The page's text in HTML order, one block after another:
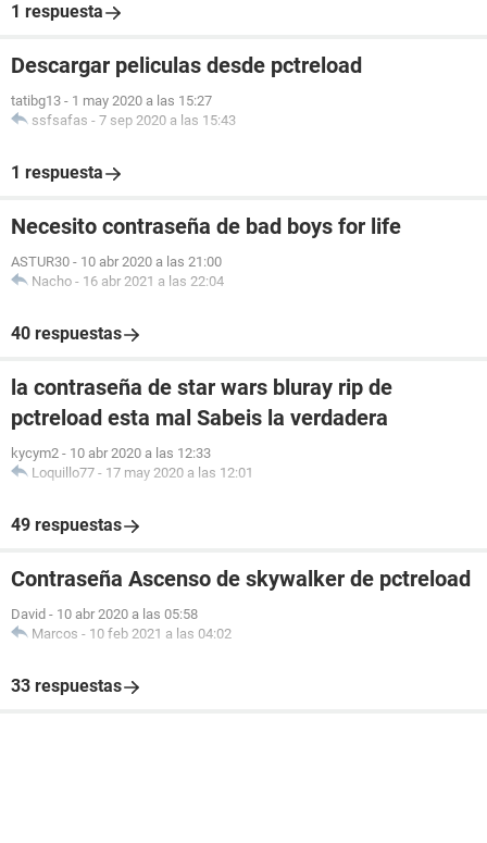
1 respuesta
Descargar peliculas desde pctreload
tatibg13 - 1 may 2020 a las 15:27
ssfsafas - 7 sep 2020 a las 15:43
1 respuesta
Necesito contraseña de bad boys for life
ASTUR30 - 10 abr 2020 a las 21:00
Nacho - 16 abr 2021 a las 22:04
40 respuestas
la contraseña de star wars bluray rip de
pctreload esta mal Sabeis la verdadera
kycym2 - 10 abr 2020 a las 12:33
Loquillo77 - 17 may 2020 a las 12:01
49 respuestas
Contraseña Ascenso de skywalker de pctreload
David - 10 abr 2020 a las 05:58
Marcos - 10 feb 2021 a las 04:02
33 respuestas